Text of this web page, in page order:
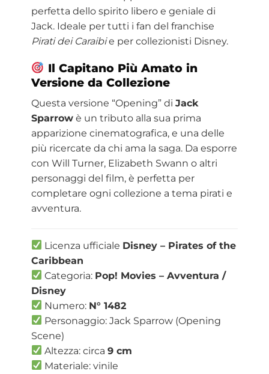
perfetta dello spirito libero e geniale di
Jack. Ideale per tutti i fan del franchise
Pirati dei Caraibie per collezionisti Disney.
Il Capitano Più Amato in
Versione da Collezione
Questa versione “Opening” di Jack
Sparrowè un tributo alla sua prima
apparizione cinematografica, e una delle
più ricercate da chi ama la saga. Da esporre
con Will Turner, Elizabeth Swann o altri
personaggi del film, è perfetta per
completare ogni collezione a tema pirati e
avventura.
Licenza ufficiale Disney – Pirates of the
Caribbean
Categoria: Pop! Movies – Avventura /
Disney
Numero: N° 1482
Personaggio: Jack Sparrow (Opening
Scene)
Altezza: circa9 cm
Materiale: vinile